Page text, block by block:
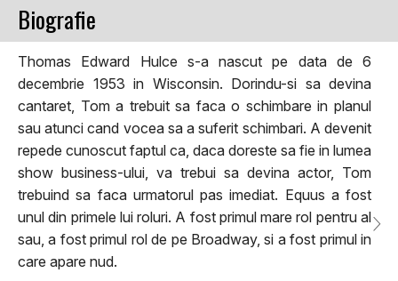
Biografie
Thomas Edward Hulce s-a nascut pe data de 6
decembrie 1953 in Wisconsin. Dorindu-si sa devina
cantaret, Tom a trebuit sa faca o schimbare in planul
sau atunci cand vocea sa a suferit schimbari. A devenit
repede cunoscut faptul ca, daca doreste sa fie in lumea
show business-ului, va trebui sa devina actor, Tom
trebuind sa faca urmatorul pas imediat. Equus a fost
unul din primele lui roluri. A fost primul mare rol pentru al
sau, a fost primul rol de pe Broadway, si a fost primul in
care apare nud.